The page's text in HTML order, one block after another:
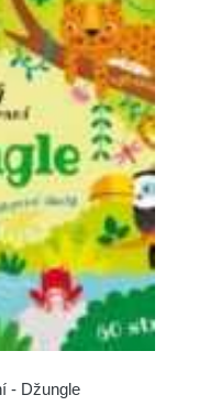
- Džungle